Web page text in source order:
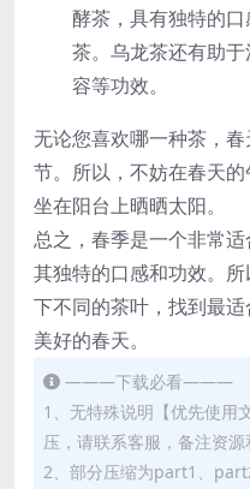
酵茶，具有独特的
茶。乌龙茶还有助
容等功效。
无论您喜欢哪一种茶，
节。所以，不妨在春天
坐在阳台上晒晒太阳。
总之，春季是一个非常
其独特的口感和功效。
下不同的茶叶，找到最
美好的春天。
———下载必看———
1、无特殊说明【优先使用
压，请联系客服，备注资源
2、部分压缩为part1、